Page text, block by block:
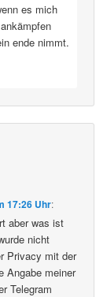
es mich
ende nimmt.
17:26 Uhr:
aber was ist
nicht
Privacy mit der
Angabe meiner
Telegram